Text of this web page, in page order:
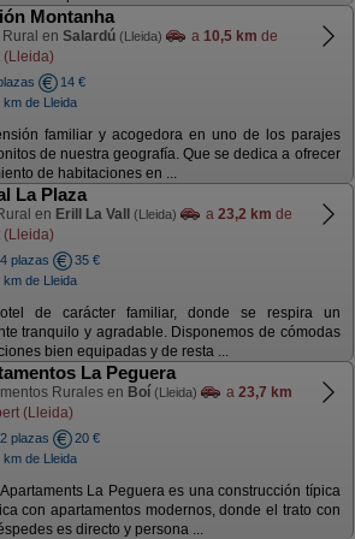
Montanha
Rural en Salardú (Lleida) a 10,5 km de
(Lleida)
14 €
km de Lleida
familiar y acogedora en uno de los parajes
de nuestra geografía. Que se dedica a ofrecer
de habitaciones en ...
La Plaza
en Erill La Vall (Lleida) a 23,2 km de
(Lleida)
plazas
35 €
km de Lleida
de carácter familiar, donde se respira un
tranquilo y agradable. Disponemos de cómodas
bien equipadas y de resta ...
La Peguera
Rurales en Boí (Lleida) a 23,7 km
(Lleida)
plazas
20 €
km de Lleida
Apartaments La Peguera es una construcción típica
con apartamentos modernos, donde el trato con
es directo y persona ...